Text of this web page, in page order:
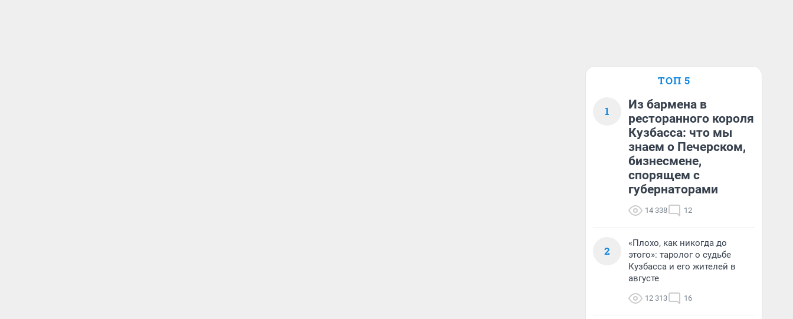
ТОП 5
1
Из бармена в
ресторанного короля
Кузбасса: что мы
знаем о Печерском,
бизнесмене,
спорящем с
губернаторами
14 338 12
2
«Плохо, как никогда до
этого»: таролог о судьбе
Кузбасса и его жителей в
августе
12 313 16